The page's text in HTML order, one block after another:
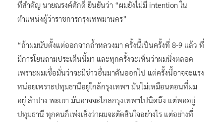
ที่สำคัญ นายณรงค์ศักดิ์ ยืนยันว่า “ผมยังไม่มี intention ใน
ตำแหน่งผู้ว่าราชการกรุงเทพมานคร”
“ถ้าผมนับตั้งแต่ออกจากถ้ำหลวงมา ครั้งนี้เป็นครั้งที่ 8-9 แล้ว ที่
มีการโยนถามประเด็นนี้มา และทุกครั้งจะเห็นว่าผมนิ่งตลอด
เพราะผมเชื่อมั่นว่าจะมีข่าวอื่นมาดันออกไป แต่ครั้งนี้อาจจะแรง
หน่อยเพราะปทุมธานีอยู่ใกล้กรุงเทพฯ มันไม่เหมือนตอนที่ผม
อยู่ ลำปาง พะเยา มันอาจจะไกลกรุงเทพฯไปนิดนึง แต่พออยู่
ปทุมธานี ทุกคนก็เพ่งเล็งว่าผมจะตัดสินใจอย่างไร แต่อย่างที่